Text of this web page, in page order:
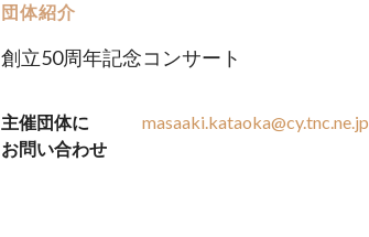
団体紹介
創立50周年記念コンサート
主催団体に
お問い合わせ
masaaki.kataoka@cy.tnc.ne.jp